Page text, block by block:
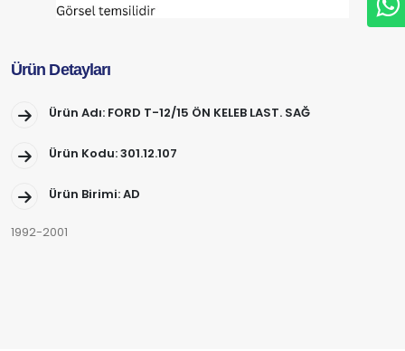
Ürün Detayları
Ürün Adı: FORD T-12/15 ÖN KELEB LAST. SAĞ
Ürün Kodu: 301.12.107
Ürün Birimi: AD
1992-2001